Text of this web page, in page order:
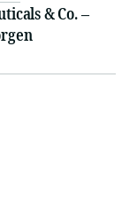
& Co. –